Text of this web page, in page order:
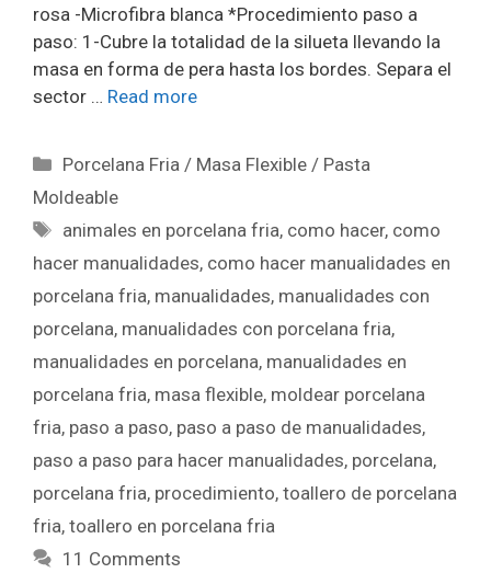
rosa -Microfibra blanca *Procedimiento paso a
paso: 1-Cubre la totalidad de la silueta llevando la
masa en forma de pera hasta los bordes. Separa el
sector … Read more
Porcelana Fria / Masa Flexible / Pasta
Moldeable
animales en porcelana fria, como hacer, como
hacer manualidades, como hacer manualidades en
porcelana fria, manualidades, manualidades con
porcelana, manualidades con porcelana fria,
manualidades en porcelana, manualidades en
porcelana fria, masa flexible, moldear porcelana
fria, paso a paso, paso a paso de manualidades,
paso a paso para hacer manualidades, porcelana,
porcelana fria, procedimiento, toallero de porcelana
fria, toallero en porcelana fria
11 Comments